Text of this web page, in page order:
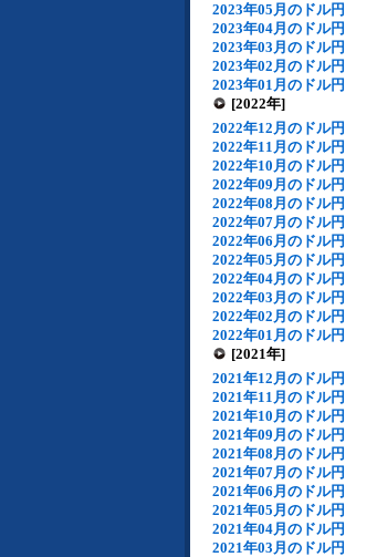
2023年05月のドル円
2023年04月のドル円
2023年03月のドル円
2023年02月のドル円
2023年01月のドル円
[2022年]
2022年12月のドル円
2022年11月のドル円
2022年10月のドル円
2022年09月のドル円
2022年08月のドル円
2022年07月のドル円
2022年06月のドル円
2022年05月のドル円
2022年04月のドル円
2022年03月のドル円
2022年02月のドル円
2022年01月のドル円
[2021年]
2021年12月のドル円
2021年11月のドル円
2021年10月のドル円
2021年09月のドル円
2021年08月のドル円
2021年07月のドル円
2021年06月のドル円
2021年05月のドル円
2021年04月のドル円
2021年03月のドル円